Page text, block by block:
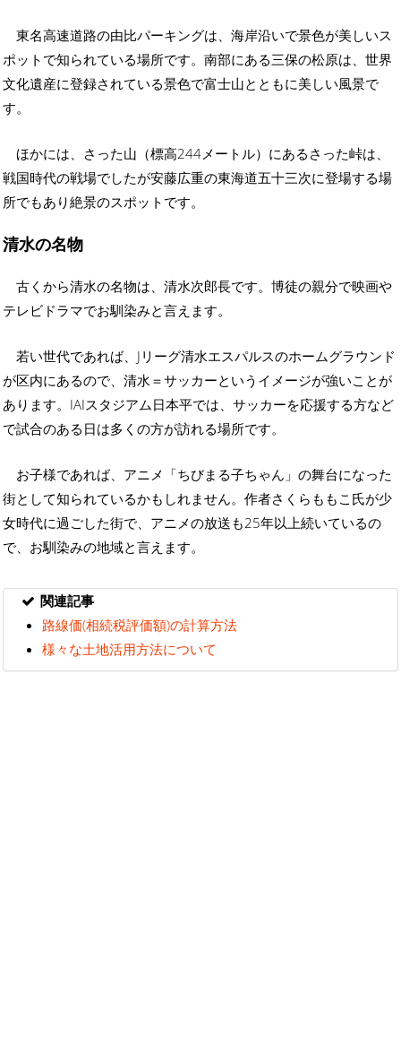
東名高速道路の由比パーキングは、海岸沿いで景色が美しいス
ポットで知られている場所です。南部にある三保の松原は、世界
文化遺産に登録されている景色で富士山とともに美しい風景で
す。
ほかには、さった山（標高244メートル）にあるさった峠は、
戦国時代の戦場でしたが安藤広重の東海道五十三次に登場する場
所でもあり絶景のスポットです。
清水の名物
古くから清水の名物は、清水次郎長です。博徒の親分で映画や
テレビドラマでお馴染みと言えます。
若い世代であれば、Jリーグ清水エスパルスのホームグラウンド
が区内にあるので、清水＝サッカーというイメージが強いことが
あります。IAIスタジアム日本平では、サッカーを応援する方など
で試合のある日は多くの方が訪れる場所です。
お子様であれば、アニメ「ちびまる子ちゃん」の舞台になった
街として知られているかもしれません。作者さくらももこ氏が少
女時代に過ごした街で、アニメの放送も25年以上続いているの
で、お馴染みの地域と言えます。
関連記事
路線価(相続税評価額)の計算方法
様々な土地活用方法について